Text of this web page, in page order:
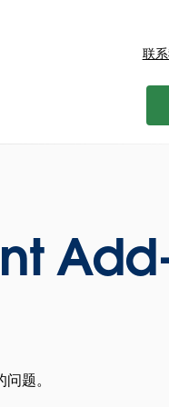
联
题。